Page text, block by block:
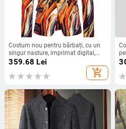
Costum nou pentru bărbați, cu un
singur nasture, imprimat digital,
mărime europeană, costum
transfrontalier de mărime mare
pentru bărbați, export 2025
359.68 Lei
add_shopping_cart